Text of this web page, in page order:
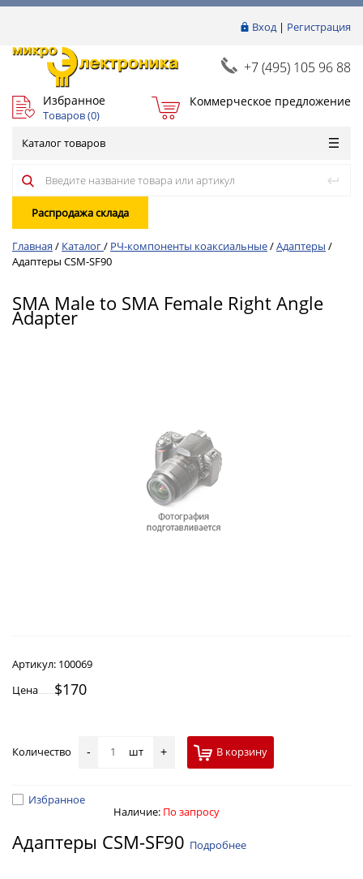
Вход| Регистрация
+7 (495) 105 96 88
Избранное
Товаров (0)
Коммерческое предложение
Каталог товаров
Распродажа склада
Главная / Каталог/ РЧ-компоненты коаксиальные/Адаптеры /
Адаптеры CSM-SF90
SMA Male to SMA Female Right Angle
Adapter
Артикул: 100069
Цена
$170
Количество - шт + В корзину
Избранное
Наличие: По запросу
Адаптеры CSM-SF90 Подробнее